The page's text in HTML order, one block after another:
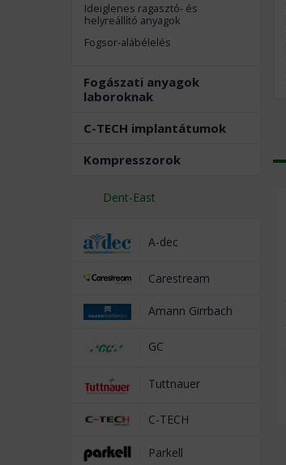
Ideiglenes ragasztó- és
helyreállító anyagok
Fogsor-alábélelés
Fogászati anyagok
laboroknak
C-TECH implantátumok
Kompresszorok
Dent-East
A-dec
Carestream
Amann Girrbach
GC
Tuttnauer
C-TECH
Parkell